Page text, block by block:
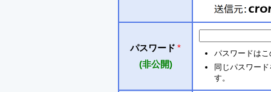
パスワード *
(非公開)
パスワードは
同じパスワー
す。